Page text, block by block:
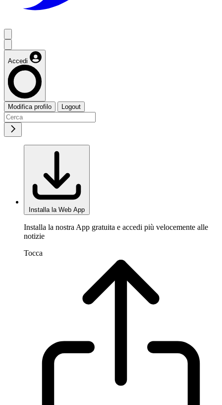
Accedi
Modifica profilo Logout
Installa la Web App
Installa la nostra App gratuita e accedi più velocemente alle
notizie
Tocca